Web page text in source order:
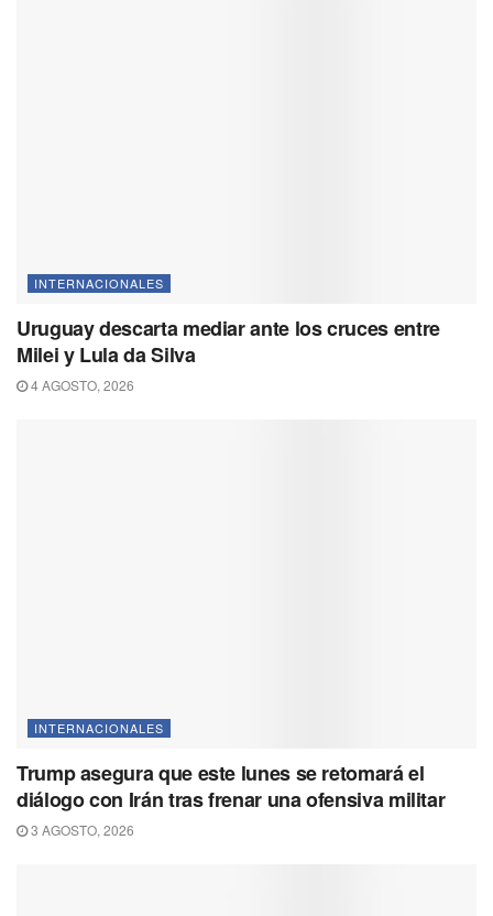
INTERNACIONALES
Uruguay descarta mediar ante los cruces entre
Milei y Lula da Silva
4 AGOSTO, 2026
INTERNACIONALES
Trump asegura que este lunes se retomará el
diálogo con Irán tras frenar una ofensiva militar
3 AGOSTO, 2026